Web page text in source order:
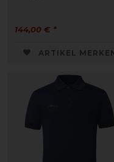
144,00 € *
ARTIKEL